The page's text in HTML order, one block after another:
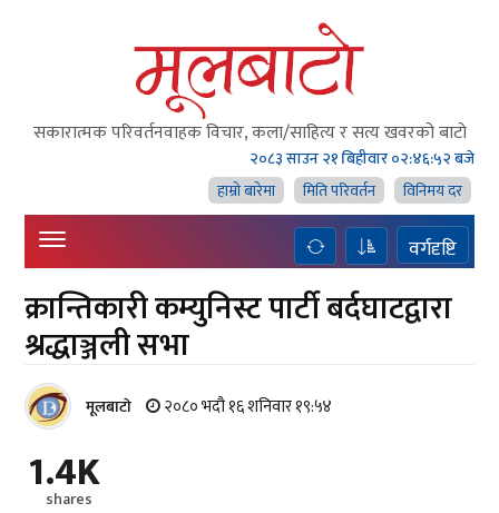
सकारात्मक परिवर्तनवाहक विचार, कला/साहित्य र सत्य खवरको बाटाे
२०८३ साउन २१ बिहीवार०२:४६:५३ बजे
हाम्राे बारेमा
मिति परिवर्तन विनिमय दर
वर्गदृष्टि
क्रान्तिकारी कम्युनिस्ट पार्टी बर्दघाटद्वारा
श्रद्धाञ्जली सभा
मूलबाटाे २०८० भदौ १६ शनिवार १९:५४
1.4K
shares